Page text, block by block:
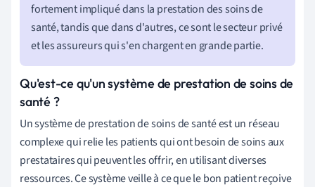
fortement impliqué dans la prestation des soins de
santé, tandis que dans d'autres, ce sont le secteur privé
et les assureurs qui s'en chargent en grande partie.
Qu'est-ce qu'un système de prestation de soins de
santé ?
Un système de prestation de soins de santé est un réseau
complexe qui relie les patients qui ont besoin de soins aux
prestataires qui peuvent les offrir, en utilisant diverses
ressources. Ce système veille à ce que le bon patient reçoive